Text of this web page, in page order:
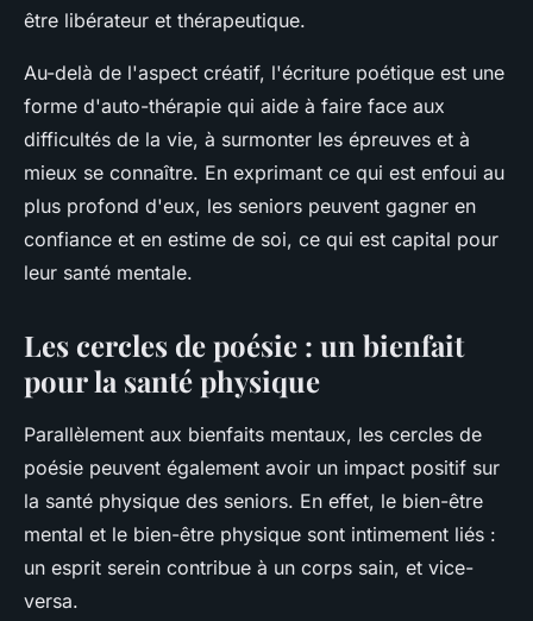
être libérateur et thérapeutique.
Au-delà de l'aspect créatif, l'écriture poétique est une
forme d'auto-thérapie qui aide à faire face aux
difficultés de la vie, à surmonter les épreuves et à
mieux se connaître. En exprimant ce qui est enfoui au
plus profond d'eux, les seniors peuvent gagner en
confiance et en estime de soi, ce qui est capital pour
leur santé mentale.
Les cercles de poésie : un bienfait
pour la santé physique
Parallèlement aux bienfaits mentaux, les cercles de
poésie peuvent également avoir un impact positif sur
la santé physique des seniors. En effet, le bien-être
mental et le bien-être physique sont intimement liés :
un esprit serein contribue à un corps sain, et vice-
versa.